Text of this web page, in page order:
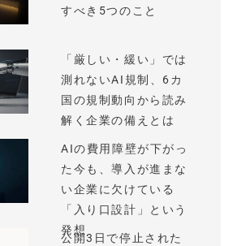
すべき5つのこと
「厳しい・緩い」では
測れないAI規制、6カ
国の規制動向から読み
解く企業の備えとは
AIの費用障壁が下がっ
た今も、導入が進まな
い企業に欠けている
「入り口設計」という
発想
公開3日で停止された